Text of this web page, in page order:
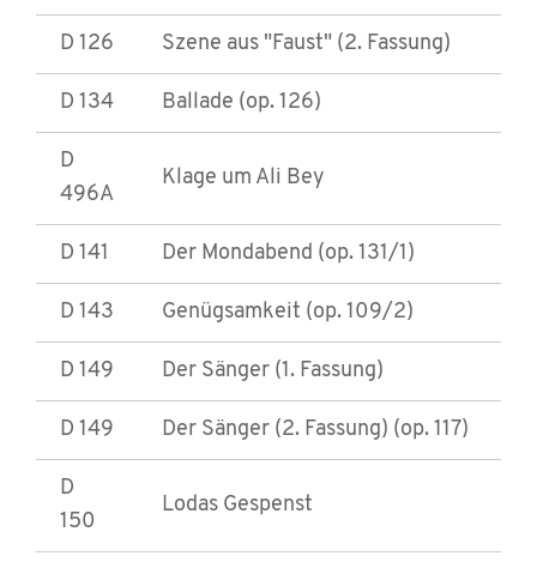
D 126 Szene aus "Faust" (2. Fassung)
D 134 Ballade (op. 126)
D
496A
Klage um Ali Bey
D 141 Der Mondabend (op. 131/1)
D 143 Genügsamkeit (op. 109/2)
D 149 Der Sänger (1. Fassung)
D 149 Der Sänger (2. Fassung) (op. 117)
D
150
Lodas Gespenst